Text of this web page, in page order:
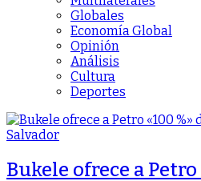
Globales
Economía Global
Opinión
Análisis
Cultura
Deportes
Bukele ofrece a Petro